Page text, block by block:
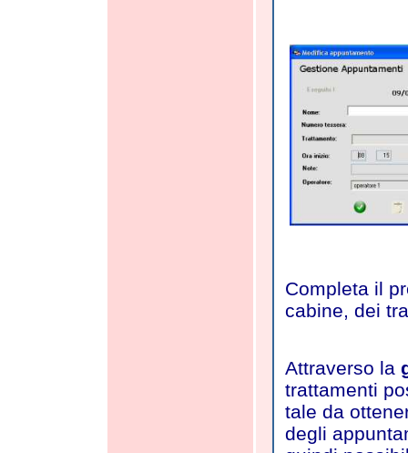
Completa il
cabine, dei
Attraverso la
trattamenti
tale da
degli